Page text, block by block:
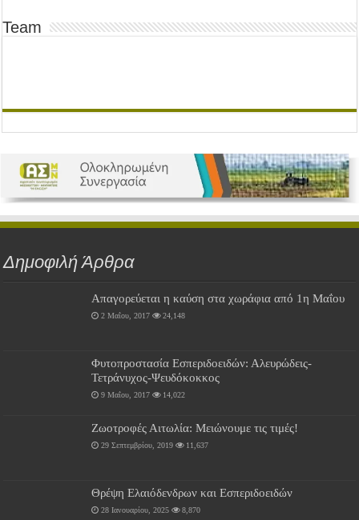
Team
Δημοφιλή Άρθρα
Απαγορεύεται η καύση στα χωράφια από 1η Μαΐου
2 Μαΐου, 2017 24,148
Φυτοπροστασία Εσπεριδοειδών: Αλευρώδεις-
Τετράνυχος-Ψευδόκοκκος
9 Μαΐου, 2017 14,022
Ζωοτροφές Αιτωλία: Μειώνουμε τις τιμές!
29 Σεπτεμβρίου, 2019 11,637
Θρέψη Ελαιόδενδρων και Εσπεριδοειδών
28 Ιανουαρίου, 2025 8,870